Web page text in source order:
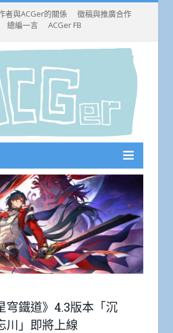
者與ACGer的關係
徵稿與推廣合作
總編一言
ACGer FB
穹鐵道》4.3版本「沉
川」即將上線